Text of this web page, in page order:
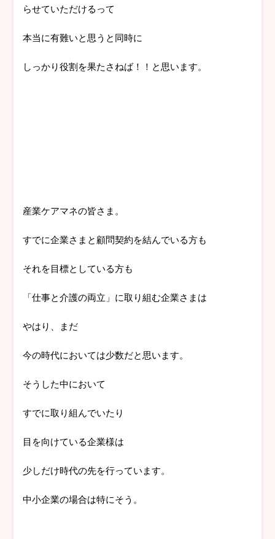
らせていただけるって
本当に有難いと思うと同時に
しっかり役割を果たさねば！！と思います。
産業ケアマネの皆さま。
すでに企業さまと顧問契約を結んでいる方も
それを目標としている方も
「仕事と介護の両立」に取り組む企業さまは
やはり、まだ
今の時代においては少数だと思います。
そうした中において
すでに取り組んでいたり
目を向けている企業様は
少しだけ時代の先を行っています。
中小企業の場合は特にそう。